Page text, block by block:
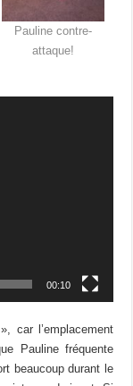
Pauline contre-
attaque!
00:10
car l’emplacement
Pauline fréquente
beaucoup durant le